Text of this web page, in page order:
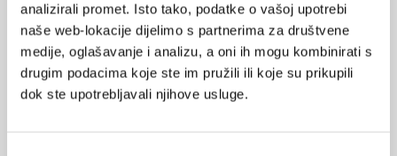
analizirali promet. Isto tako, podatke o vašoj upotrebi
naše web-lokacije dijelimo s partnerima za društvene
medije, oglašavanje i analizu, a oni ih mogu kombinirati s
drugim podacima koje ste im pružili ili koje su prikupili
dok ste upotrebljavali njihove usluge.
VEZANI SADRŽAJ
30.05.2015.
Najčešća pitanja o novim zdravstvenim zakonima